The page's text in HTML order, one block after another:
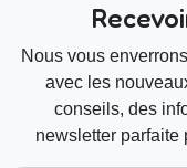
Nous vous
avec les
conseils, des
newsletter parfaite